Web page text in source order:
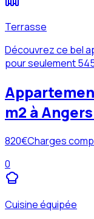
Terrasse
Découvrez ce bel
pour seulement
m2 à
820€Charges
0
Cuisine équipée